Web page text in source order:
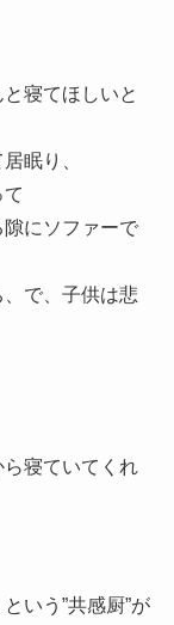
寝てほしいと
眠り、
にソファーで
で、子供は悲
寝ていてくれ
いう”共感厨”が